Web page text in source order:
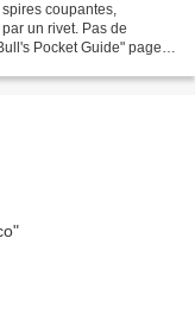
coupantes,
un rivet. Pas de
Pocket Guide" page